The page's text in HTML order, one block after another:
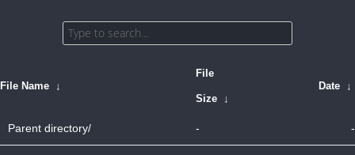
File Name ↓
File
Size ↓
Date ↓
Parent directory/ - -